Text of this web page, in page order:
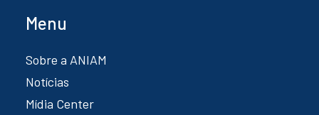
Menu
Sobre a ANIAM
Notícias
Mídia Center